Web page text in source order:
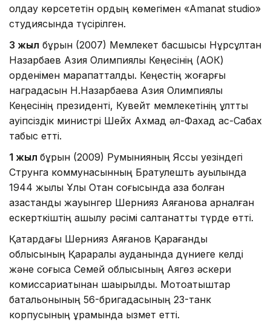
қолдау көрсететін қордың көмегімен «Amanat studio»
студиясында түсірілген.
3 жыл бұрын (2007) Мемлекет басшысы Нұрсұлтан
Назарбаев Азия Олимпиялық Кеңесінің (АОК)
орденімен марапатталды. Кеңестің жоғарғы
наградасын Н.Назарбаевқа Азия Олимпиялық
Кеңесінің президенті, Кувейт мемлекетінің ұлттық
қауіпсіздік министрі Шейх Ахмад әл-Фахад ас-Сабах
табыс етті.
1 жыл бұрын (2009) Румынияның Яссы уезіндегі
Струнга коммунасынның Братулешть ауылында
1944 жылы Ұлы Отан соғысында қаза болған
қазақстандық жауынгер Шернияз Аяғановқа арналған
ескерткіштің ашылу рәсімі салтанатты түрде өтті.
Қатардағы Шернияз Аяғанов Қарағанды
облысының Қарқаралы ауданында дүниеге келдi
және соғысқа Семей облысының Аягөз әскери
комиссариатынан шақырылды. Мотоатқыштар
батальонының 56-бригадасының 23-танк
корпусының құрамында қызмет етті.